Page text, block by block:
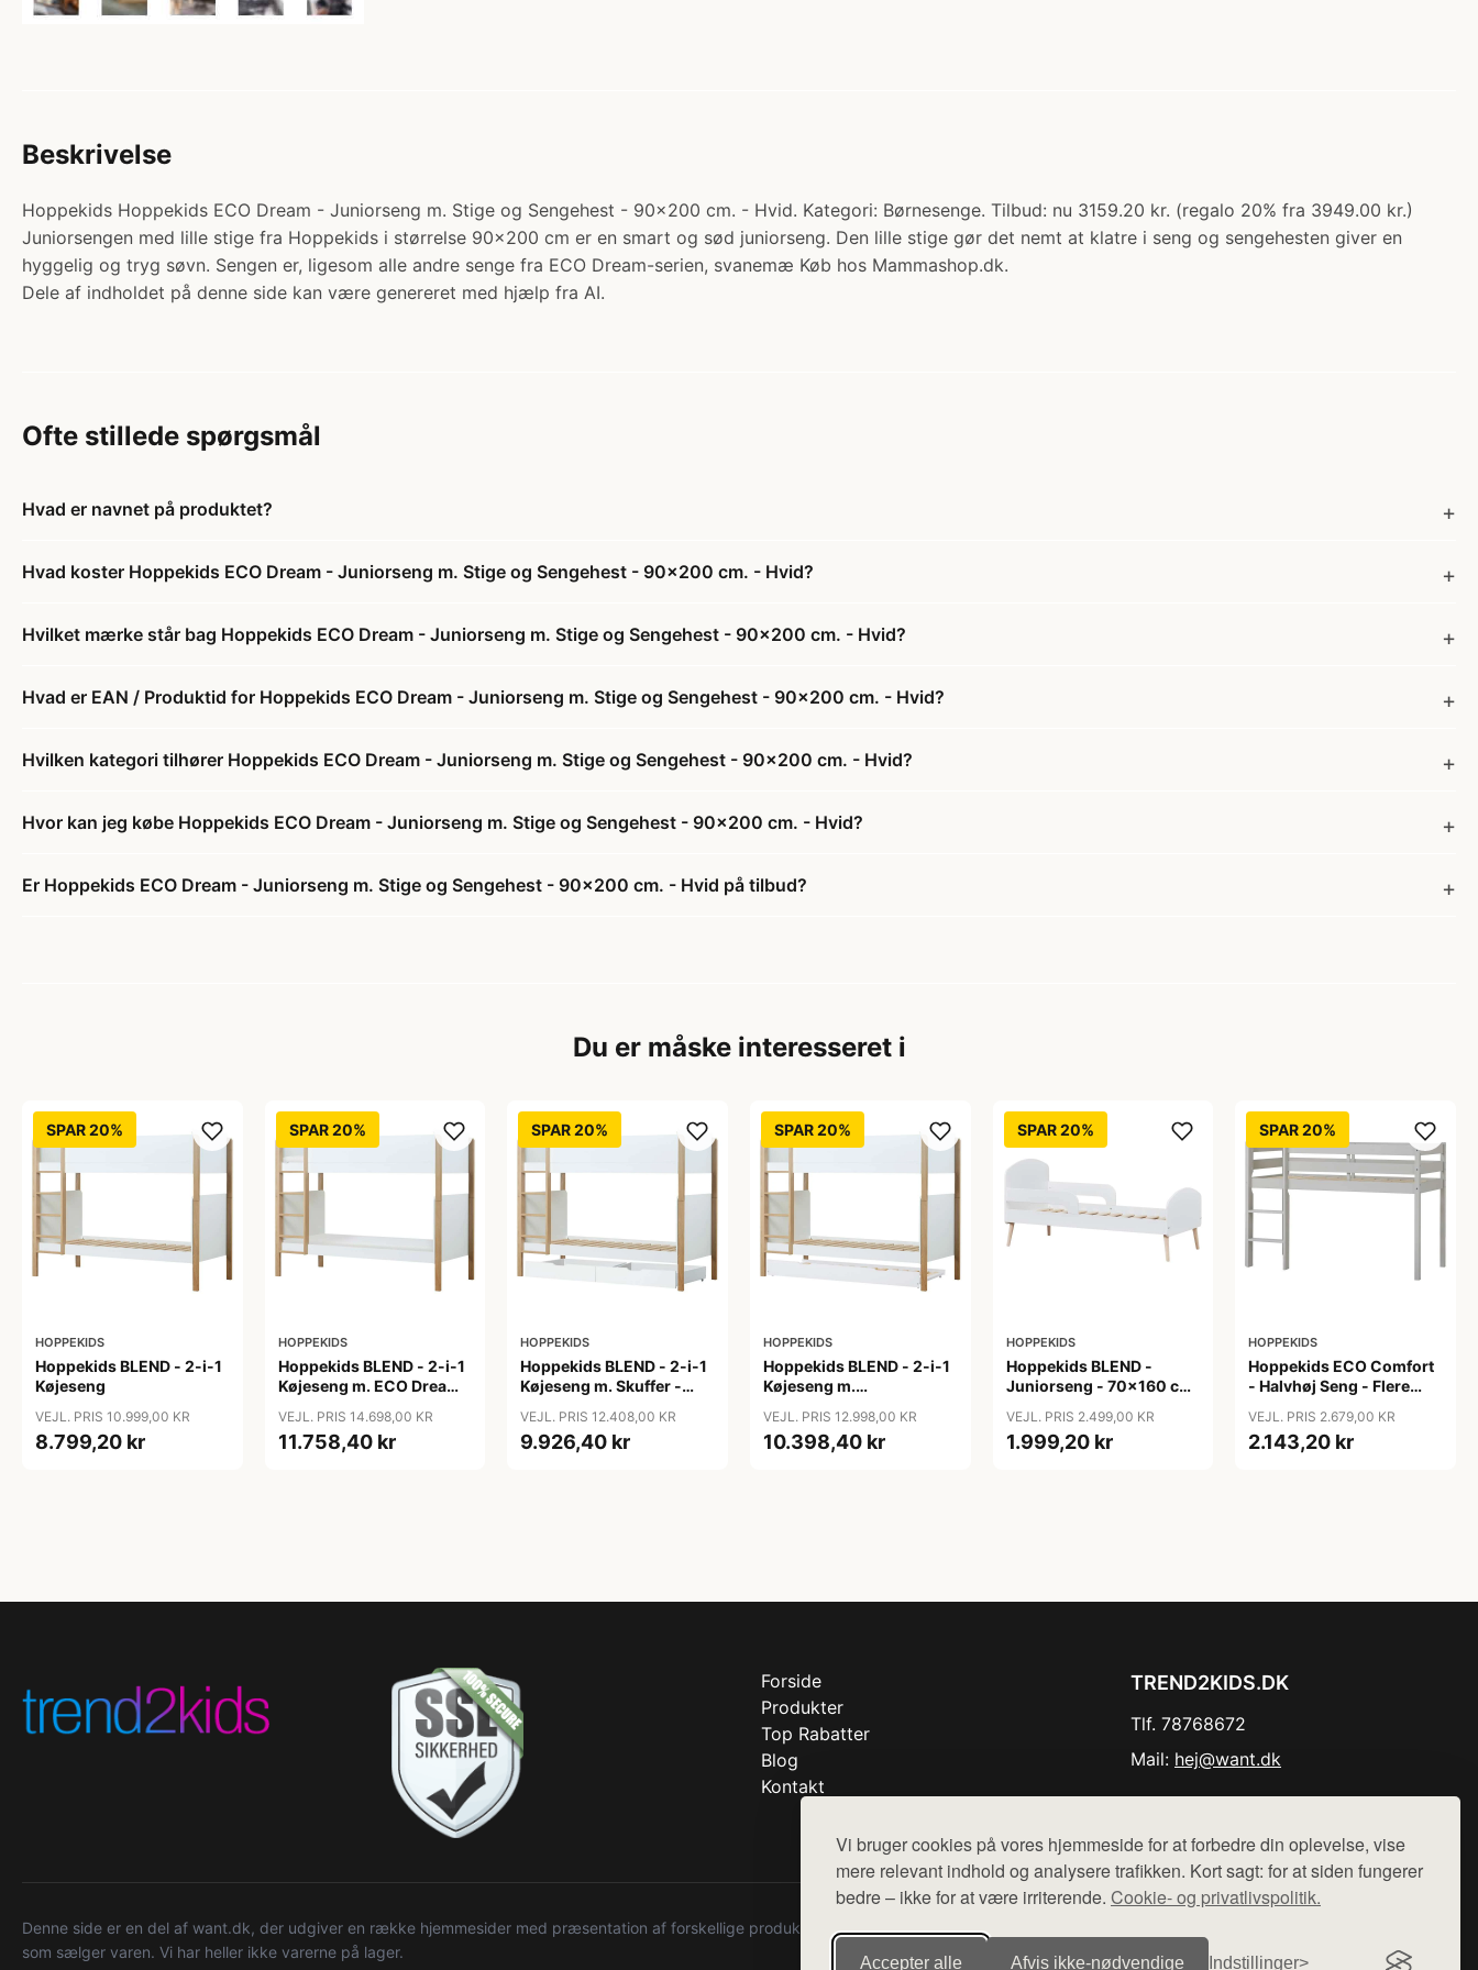
Vi bruger cookies på vores hjemmeside for at forbedre din oplevelse, vise
mere relevant indhold og analysere trafikken. Kort sagt: for at siden fungerer
bedre – ikke for at være irriterende. Cookie- og privatlivspolitik.
Accepter alle Afvis ikke‑nødvendige Indstillinger
Beskrivelse
Hoppekids Hoppekids ECO Dream - Juniorseng m. Stige og Sengehest - 90x200 cm. - Hvid. Kategori: Børnesenge. Tilbud: nu 3159.20 kr. (regalo 20% fra 3949.00 kr.)
Juniorsengen med lille stige fra Hoppekids i størrelse 90x200 cm er en smart og sød juniorseng. Den lille stige gør det nemt at klatre i seng og sengehesten giver en
hyggelig og tryg søvn. Sengen er, ligesom alle andre senge fra ECO Dream-serien, svanemæ Køb hos Mammashop.dk.
Dele af indholdet på denne side kan være genereret med hjælp fra AI.
Ofte stillede spørgsmål
Hvad er navnet på produktet?
Hvad koster Hoppekids ECO Dream - Juniorseng m. Stige og Sengehest - 90x200 cm. - Hvid?
Hvilket mærke står bag Hoppekids ECO Dream - Juniorseng m. Stige og Sengehest - 90x200 cm. - Hvid?
Hvad er EAN / Produktid for Hoppekids ECO Dream - Juniorseng m. Stige og Sengehest - 90x200 cm. - Hvid?
Hvilken kategori tilhører Hoppekids ECO Dream - Juniorseng m. Stige og Sengehest - 90x200 cm. - Hvid?
Hvor kan jeg købe Hoppekids ECO Dream - Juniorseng m. Stige og Sengehest - 90x200 cm. - Hvid?
Er Hoppekids ECO Dream - Juniorseng m. Stige og Sengehest - 90x200 cm. - Hvid på tilbud?
Du er måske interesseret i
SPAR 20%
HOPPEKIDS
Hoppekids BLEND - 2-i-1
Køjeseng
VEJL. PRIS 10.999,00 KR
8.799,20 kr
SPAR 20%
HOPPEKIDS
Hoppekids BLEND - 2-i-1
Køjeseng m. ECO Dream
Egetræ
VEJL. PRIS 14.698,00 KR
11.758,40 kr
SPAR 20%
HOPPEKIDS
Hoppekids BLEND - 2-i-1
Køjeseng m. Skuffer -
VEJL. PRIS 12.408,00 KR
9.926,40 kr
SPAR 20%
HOPPEKIDS
Hoppekids BLEND - 2-i-1
Køjeseng m.
cm - Egetræ
VEJL. PRIS 12.998,00 KR
10.398,40 kr
SPAR 20%
HOPPEKIDS
Hoppekids BLEND -
Juniorseng - 70x160 cm
VEJL. PRIS 2.499,00 KR
1.999,20 kr
SPAR 20%
HOPPEKIDS
Hoppekids ECO Comfort
- Halvhøj Seng - Flere
VEJL. PRIS 2.679,00 KR
2.143,20 kr
Forside
Produkter
Top Rabatter
Blog
Kontakt
TREND2KIDS.DK
Tlf. 78768672
Mail: hej@want.dk
Denne side er en del af want.dk, der udgiver en række hjemmesider med præsentation af forskellige produkter fra diverse webshops. Der sælges ikke varer fra denne side - vi henviser til de shops,
som sælger varen. Vi har heller ikke varerne på lager.